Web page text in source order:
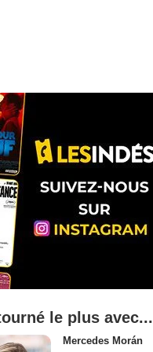
le plus avec...
Mercedes Morán